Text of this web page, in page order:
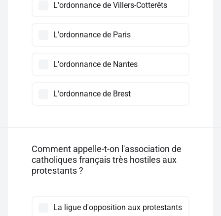
L'ordonnance de Villers-Cotterêts
L'ordonnance de Paris
L'ordonnance de Nantes
L'ordonnance de Brest
Comment appelle-t-on l'association de
catholiques français très hostiles aux
protestants ?
La ligue d'opposition aux protestants